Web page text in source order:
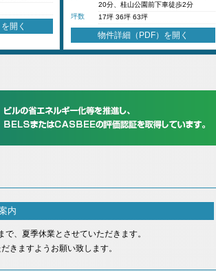
開く
20分、桂山公園前下車徒歩2分
坪数
17坪 36坪 63坪
物件詳細（PDF）を開く
内
、夏季休業とさせていただきます。
きますようお願い致します。